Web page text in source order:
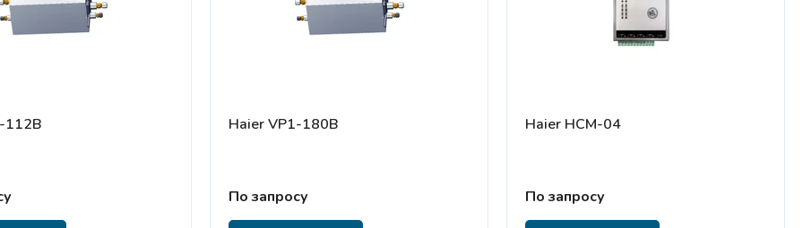
112B Haier VP1-180B
По запросу
Haier HCM-04
По запросу